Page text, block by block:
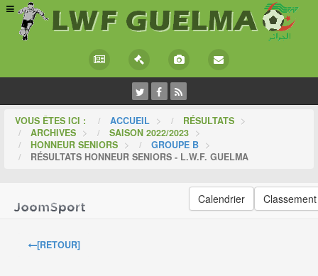
VOUS ÊTES ICI : ACCUEIL > RÉSULTATS >
ARCHIVES > SAISON 2022/2023 >
HONNEUR SENIORS > GROUPE B >
RÉSULTATS HONNEUR SENIORS - L.W.F. GUELMA
Calendrier Classement
[RETOUR]